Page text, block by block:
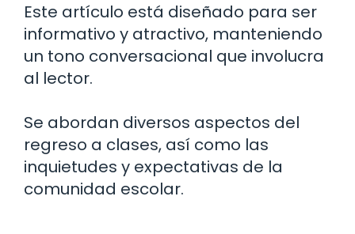
Este artículo está diseñado para ser
informativo y atractivo, manteniendo
un tono conversacional que involucra
al lector.
Se abordan diversos aspectos del
regreso a clases, así como las
inquietudes y expectativas de la
comunidad escolar.